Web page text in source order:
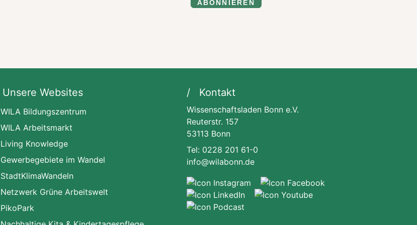
ABONNIEREN
Unsere Websites
WILA Bildungszentrum
WILA Arbeitsmarkt
Living Knowledge
Gewerbegebiete im Wandel
StadtKlimaWandeln
Netzwerk Grüne Arbeitswelt
PikoPark
Kontakt
Wissenschaftsladen Bonn e.V.
Reuterstr. 157
53113 Bonn
Tel: 0228 201 61-0
info@wilabonn.de